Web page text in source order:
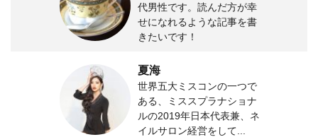
代男性です。読んだ方が幸
せになれるような記事を書
きたいです！
夏海
世界五大ミスコンの一つで
ある、ミススプラナショナ
ルの2019年日本代表兼、ネ
イルサロン経営をして...